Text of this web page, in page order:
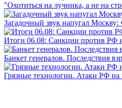
"Охотиться на лучника, а не на
Загадочный звук напугал Москву:
Итоги 06.08: Санкции против РФ
Банкет генералов. Последствия
Грязные технологии. Атаки РФ